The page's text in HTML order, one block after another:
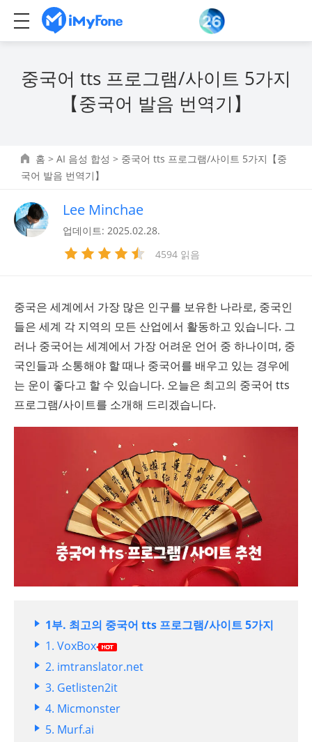
중국어 tts 프로그램/사이트 5가지
【중국어 발음 번역기】
홈 > AI 음성 합성 > 중국어 tts 프로그램/사이트 5가지【중
국어 발음 번역기】
Lee Minchae
업데이트: 2025.02.28.
4594 읽음
중국은 세계에서 가장 많은 인구를 보유한 나라로, 중국인
들은 세계 각 지역의 모든 산업에서 활동하고 있습니다. 그
러나 중국어는 세계에서 가장 어려운 언어 중 하나이며, 중
국인들과 소통해야 할 때나 중국어를 배우고 있는 경우에
는 운이 좋다고 할 수 있습니다. 오늘은 최고의 중국어 tts
프로그램/사이트를 소개해 드리겠습니다.
1부. 최고의 중국어 tts 프로그램/사이트 5가지
1. VoxBox
2. imtranslator.net
3. Getlisten2it
4. Micmonster
5. Murf.ai